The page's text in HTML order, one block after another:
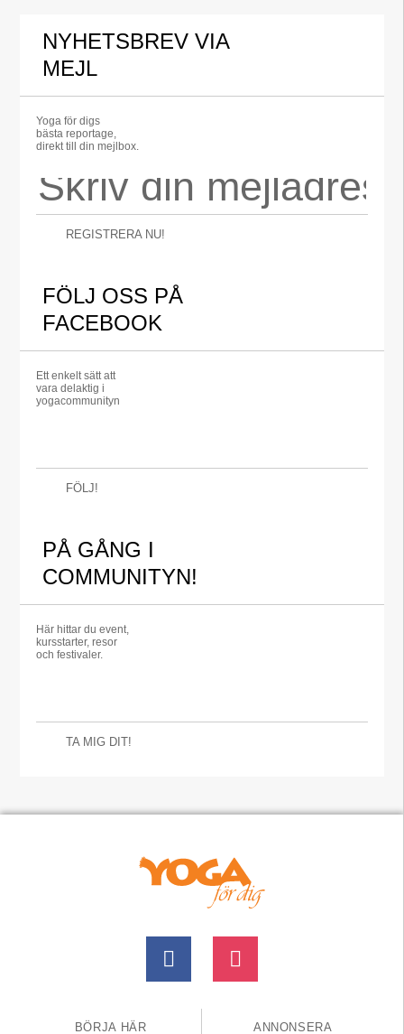
NYHETSBREV VIA
MEJL
Yoga för digs
bästa reportage,
direkt till din mejlbox.
REGISTRERA NU!
FÖLJ OSS PÅ
FACEBOOK
Ett enkelt sätt att
vara delaktig i
yogacommunityn
FÖLJ!
PÅ GÅNG I
COMMUNITYN!
Här hittar du event,
kursstarter, resor
och festivaler.
TA MIG DIT!
BÖRJA HÄR ANNONSERA